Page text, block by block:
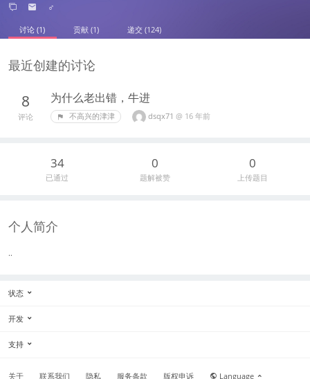
♂
讨论 (1) 贡献 (1) 递交 (124)
最近创建的讨论
8
评论
为什么老出错，牛进
不高兴的津津 dsqx71 @ 16 年前
34
已通过
0
题解被赞
0
上传题目
个人简介
..
状态
开发
支持
关于 联系我们 隐私 服务条款 版权申诉 Language